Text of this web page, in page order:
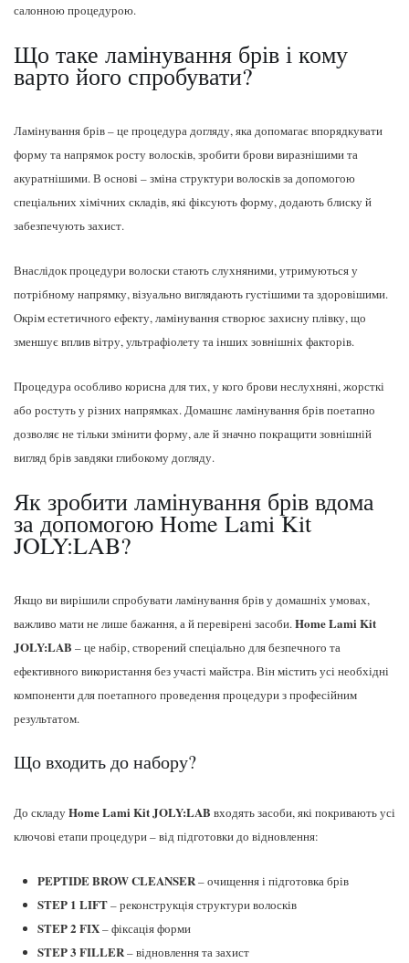
салонною процедурою.
Що таке ламінування брів і кому
варто його спробувати?
Ламінування брів – це процедура догляду, яка допомагає впорядкувати
форму та напрямок росту волосків, зробити брови виразнішими та
акуратнішими. В основі – зміна структури волосків за допомогою
спеціальних хімічних складів, які фіксують форму, додають блиску й
забезпечують захист.
Внаслідок процедури волоски стають слухняними, утримуються у
потрібному напрямку, візуально виглядають густішими та здоровішими.
Окрім естетичного ефекту, ламінування створює захисну плівку, що
зменшує вплив вітру, ультрафіолету та інших зовнішніх факторів.
Процедура особливо корисна для тих, у кого брови неслухняні, жорсткі
або ростуть у різних напрямках. Домашнє ламінування брів поетапно
дозволяє не тільки змінити форму, але й значно покращити зовнішній
вигляд брів завдяки глибокому догляду.
Як зробити ламінування брів вдома
за допомогою Home Lami Kit
JOLY:LAB?
Якщо ви вирішили спробувати ламінування брів у домашніх умовах,
важливо мати не лише бажання, а й перевірені засоби.Home Lami Kit
JOLY:LAB – це набір, створений спеціально для безпечного та
ефективного використання без участі майстра. Він містить усі необхідні
компоненти для поетапного проведення процедури з професійним
результатом.
Що входить до набору?
До складуHome Lami Kit JOLY:LAB входять засоби, які покривають усі
ключові етапи процедури – від підготовки до відновлення:
PEPTIDE BROW CLEANSER– очищення і підготовка брів
STEP 1 LIFT– реконструкція структури волосків
STEP 2 FIX– фіксація форми
STEP 3 FILLER– відновлення та захист